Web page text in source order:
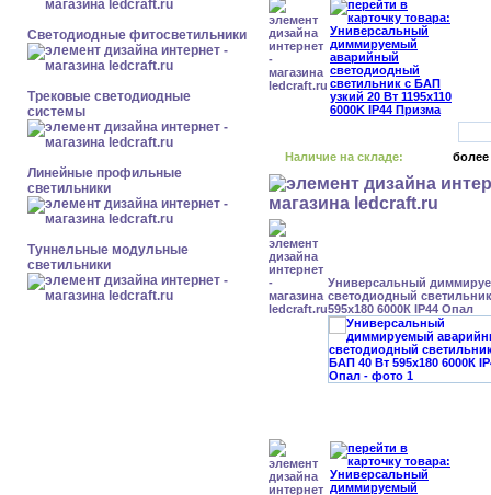
Светодиодные фитосветильники
Трековые светодиодные
системы
Линейные профильные
светильники
Туннельные модульные
светильники
Наличие на складе: более
Универсальный
светодиодный
595x180 6000К IP44 Опал